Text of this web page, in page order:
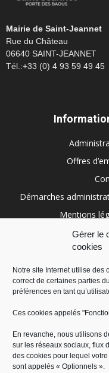
Gérer le
cookies
Notre site Internet utilise des
correct de certaines parties
préférences en tant
Ces cookies appelés
En revanche, nous utilisons
sur les réseaux sociaux, flux
des cookies pour lequel
sont appelés « Optionnels ».
Mairie de Saint-Jeannet
Rue du Château
06640 SAINT-JEANNET
Tél.:+33 (0) 4 93 59 49 45
Offres
Démarches
Mentions
Conditions
Politique de cookies
RÉGION